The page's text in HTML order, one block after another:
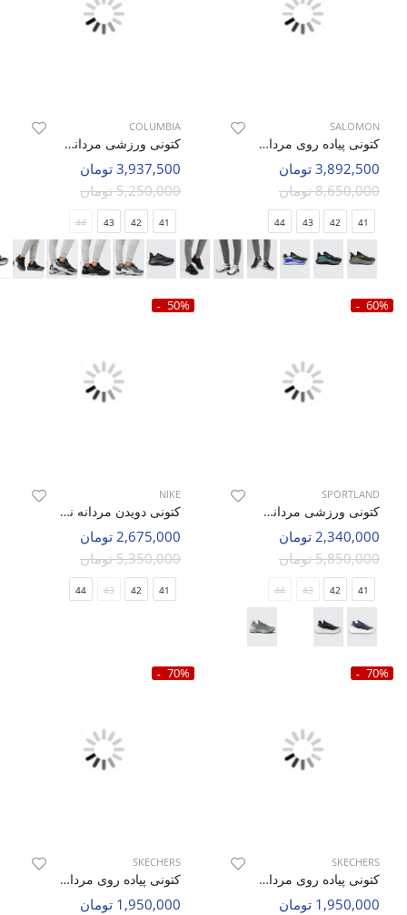
SALOMON
کتونی پیاده روی مردانه سالامون Genesis Matrix M
3,892,500 تومان
8,650,000 تومان
41
42
43
44
COLUMBIA
کتونی ورزشی مردانه کلمبیا Columbia Core Tex M
3,937,500 تومان
5,250,000 تومان
41
42
43
44
60%
SPORTLAND
کتونی ورزشی مردانه اسپورتلند Treno Walk M
2,340,000 تومان
5,850,000 تومان
41
42
43
44
50%
NIKE
کتونی دویدن مردانه نایک Nike Air Zoom 9X M
2,675,000 تومان
5,350,000 تومان
41
42
43
44
70%
SKECHERS
کتونی پیاده روی مردانه اسکیچرز Fuse M
1,950,000 تومان
70%
SKECHERS
کتونی پیاده روی مردانه اسکیچرز Fuse M
1,950,000 تومان